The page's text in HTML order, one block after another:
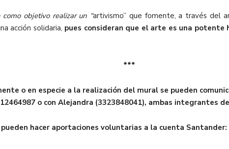
objetivo realizar un “artivismo” que fomente, a través del
acción solidaria, pues consideran que el arte es una potente
***
o en especie a la realización del mural se pueden
o con Alejandra (3323848041), ambas integrantes
hacer aportaciones voluntarias a la cuenta Santander: